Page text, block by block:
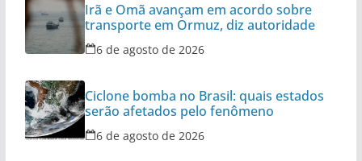
Irã e Omã avançam em acordo sobre
transporte em Ormuz, diz autoridade
6 de agosto de 2026
Ciclone bomba no Brasil: quais estados
serão afetados pelo fenômeno
6 de agosto de 2026